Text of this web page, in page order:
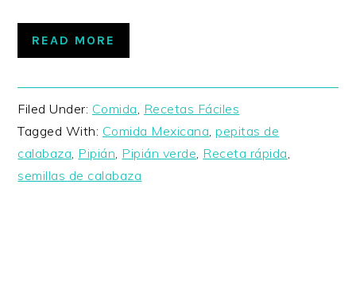
READ MORE
Filed Under: Comida, Recetas Fáciles
Tagged With: Comida Mexicana,pepitas de
calabaza, Pipián, Pipián verde, Receta rápida,
semillas de calabaza